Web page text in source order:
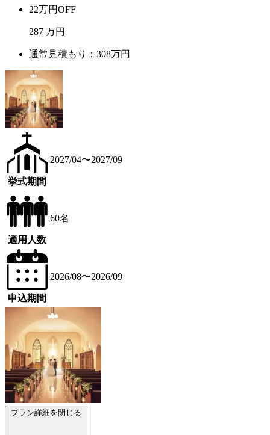
22万円OFF
287 万円
通常見積もり：308万円
挙式期間
2027/04〜2027/09
適用人数
60名
申込期間
2026/08〜2026/09
プラン詳細を閉じる